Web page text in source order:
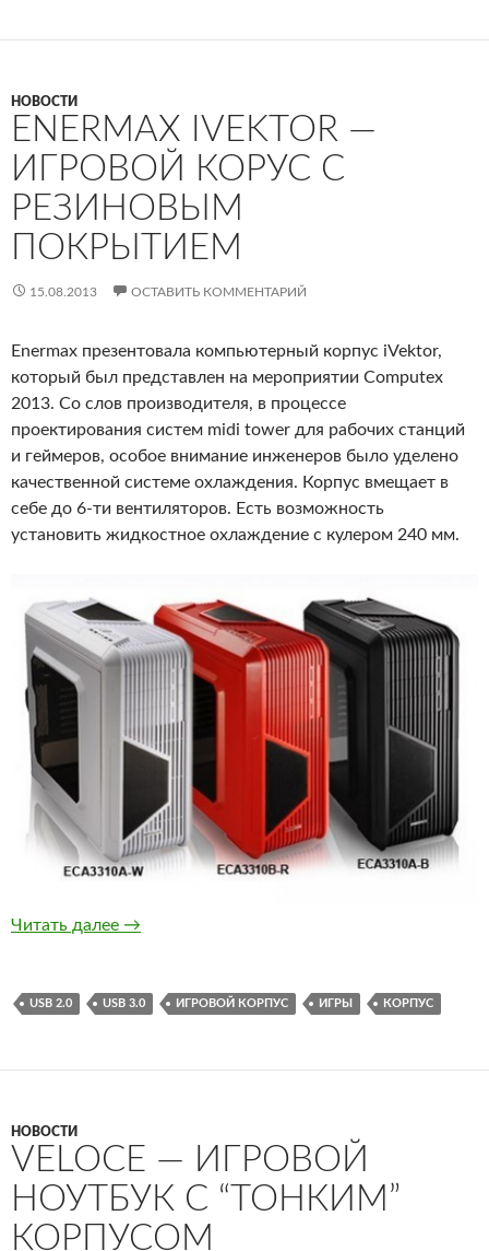
НОВОСТИ
ENERMAX IVEKTOR —
ИГРОВОЙ КОРУС С
РЕЗИНОВЫМ
ПОКРЫТИЕМ
15.08.2013 ОСТАВИТЬ КОММЕНТАРИЙ
Enermax презентовала компьютерный корпус iVektor,
который был представлен на мероприятии Computex
2013. Со слов производителя, в процессе
проектирования систем midi tower для рабочих станций
и геймеров, особое внимание инженеров было уделено
качественной системе охлаждения. Корпус вмещает в
себе до 6-ти вентиляторов. Есть возможность
установить жидкостное охлаждение с кулером 240 мм.
Читать далее Enermax iVektor — игровой корус с
→
USB 2.0 USB 3.0 ИГРОВОЙ КОРПУС ИГРЫ КОРПУС
НОВОСТИ
VELOCE — ИГРОВОЙ
НОУТБУК С “ТОНКИМ”
КОРПУСОМ